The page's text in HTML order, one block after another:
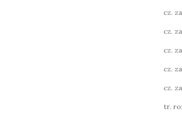
cz.
cz.
cz.
cz.
cz.
tr.